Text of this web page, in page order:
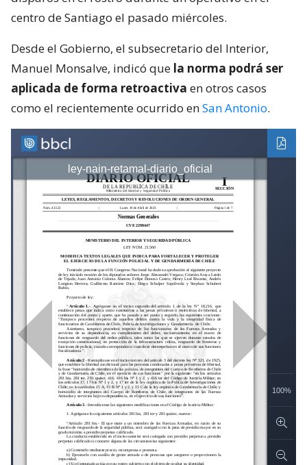
centro de Santiago el pasado miércoles.
Desde el Gobierno, el subsecretario del Interior,
Manuel Monsalve, indicó que la norma podrá ser
aplicada de forma retroactiva en otros casos
como el recientemente ocurrido enSan Antonio.